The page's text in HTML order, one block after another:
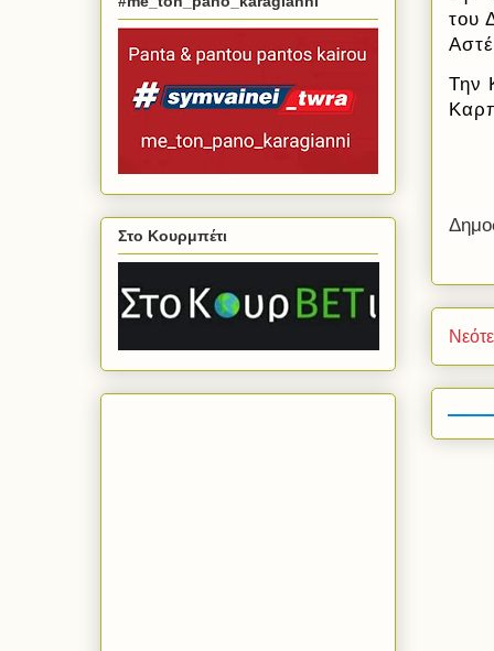
του
Την
Στο Κουρμπέτι